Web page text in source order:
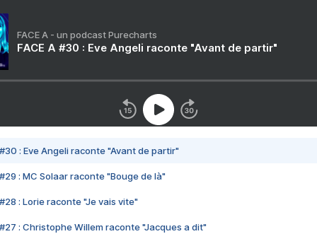
FACE A - un podcast Purecharts
FACE A #30 : Eve Angeli raconte "Avant de partir"
#30 : Eve Angeli raconte "Avant de partir"
#29 : MC Solaar raconte "Bouge de là"
#28 : Lorie raconte "Je vais vite"
#27 : Christophe Willem raconte "Jacques a dit"